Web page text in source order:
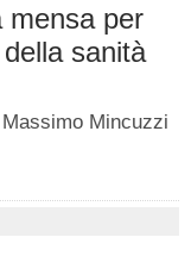
mensa per
sanità
Mincuzzi